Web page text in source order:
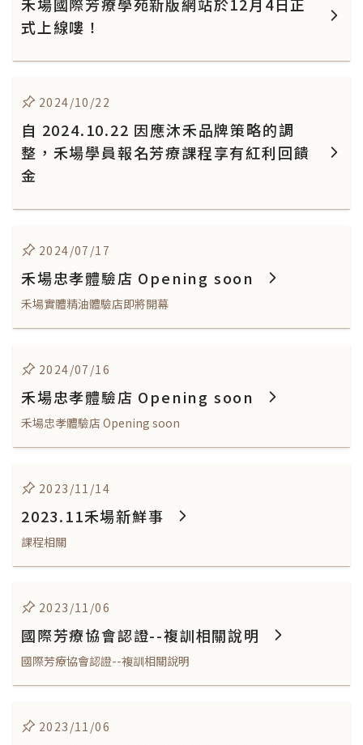
式上線嘍！
2024/10/22
自 2024.10.22 因應沐禾品牌策略的調
整，禾場學員報名芳療課程享有紅利回饋
金
2024/07/17
禾場忠孝體驗店 Opening soon
禾場實體精油體驗店即將開幕
2024/07/16
禾場忠孝體驗店 Opening soon
禾場忠孝體驗店 Opening soon
2023/11/14
2023.11禾場新鮮事
課程相關
2023/11/06
國際芳療協會認證--複訓相關說明
國際芳療協會認證--複訓相關說明
2023/11/06